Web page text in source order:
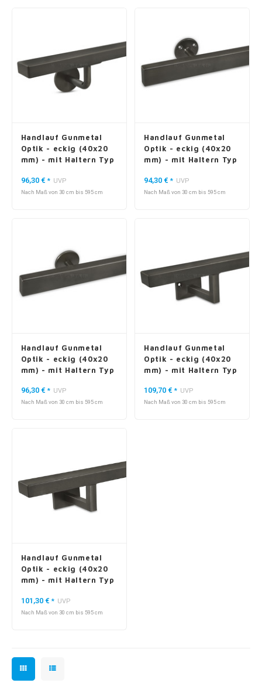
Handlauf Gunmetal
Optik - eckig (40x20
mm) - mit Haltern Typ
96,30 € * UVP
Nach Maß von 30 cm bis 595 cm
Handlauf Gunmetal
Optik - eckig (40x20
mm) - mit Haltern Typ
94,30 € * UVP
Nach Maß von 30 cm bis 595 cm
Handlauf Gunmetal
Optik - eckig (40x20
mm) - mit Haltern Typ
96,30 € * UVP
Nach Maß von 30 cm bis 595 cm
Handlauf Gunmetal
Optik - eckig (40x20
mm) - mit Haltern Typ
109,70 € * UVP
Nach Maß von 30 cm bis 595 cm
Handlauf Gunmetal
Optik - eckig (40x20
mm) - mit Haltern Typ
101,30 € * UVP
Nach Maß von 30 cm bis 595 cm